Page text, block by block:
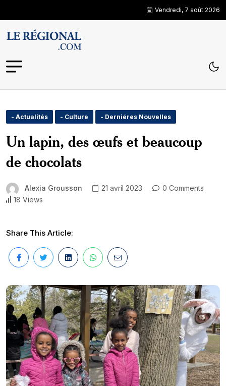
Vendredi, 7 août 2026
- Actualités - Culture - Derniéres Nouvelles
Un lapin, des œufs et beaucoup
de chocolats
Alexia Grousson 21 avril 2023
0 Comments
18 Views
Share This Article: